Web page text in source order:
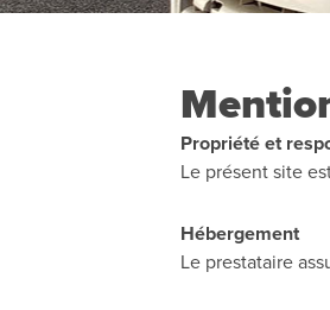
Propriété et
Le présent site
Hébergement
Le prestataire